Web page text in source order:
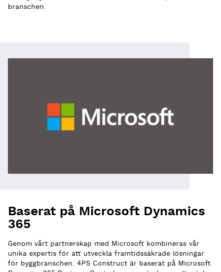
branschen.
Baserat på Microsoft Dynamics
365
Genom vårt partnerskap med Microsoft kombineras vår
unika expertis för att utveckla framtidssäkrade lösningar
för byggbranschen. 4PS Construct är baserat på Microsoft